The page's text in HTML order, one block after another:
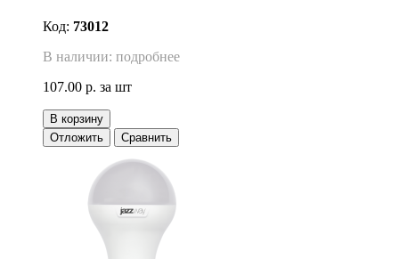
Код: 73012
В наличии: подробнее
107.00 р. за шт
В корзину
Отложить
Сравнить